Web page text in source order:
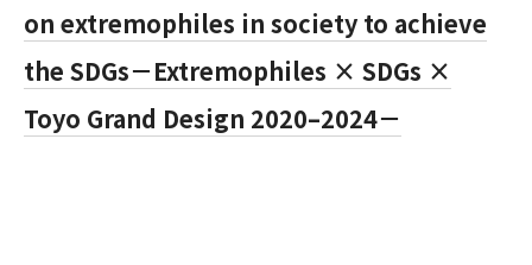
on extremophiles in society to achieve
the SDGs－Extremophiles × SDGs ×
Toyo Grand Design 2020–2024－